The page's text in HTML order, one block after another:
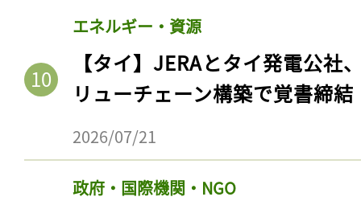
エネルギー・資源
【タイ】JERAとタイ発電公社
リューチェーン構築で覚書締結
2026/07/21
政府・国際機関・NGO